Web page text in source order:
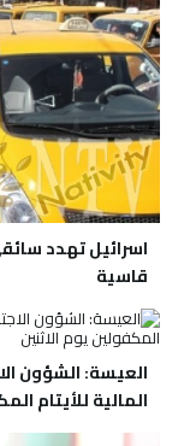
اسرائيل تهدد
قاسية
العيسة: الشؤون
المالية للأيتام